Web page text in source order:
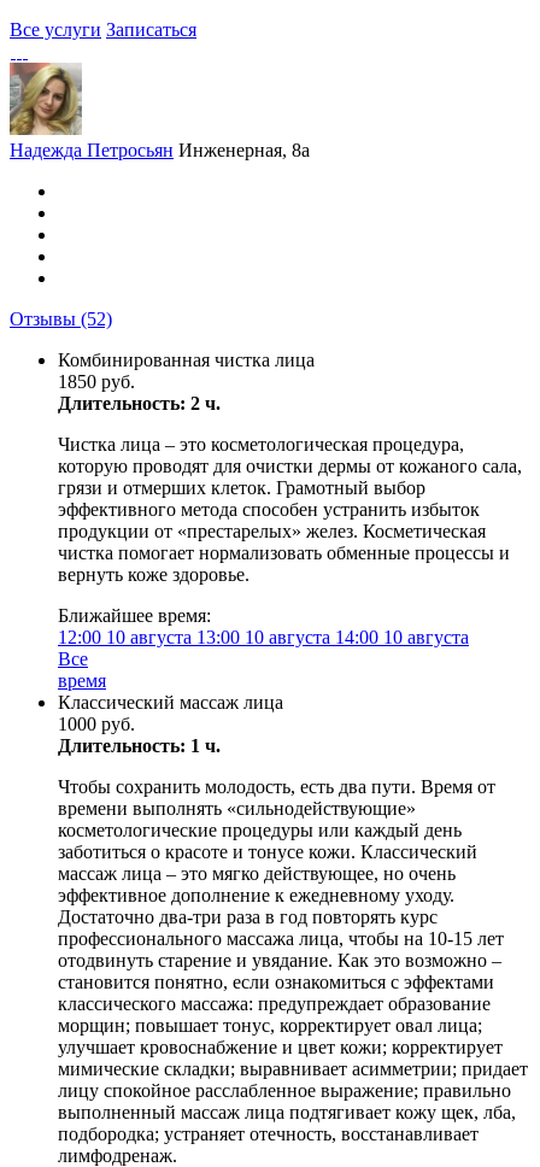
Все услуги Записаться
Надежда Петросьян Инженерная, 8а
Отзывы (52)
Комбинированная чистка лица
1850 руб.
Длительность: 2 ч.
Чистка лица – это косметологическая процедура,
которую проводят для очистки дермы от кожаного сала,
грязи и отмерших клеток. Грамотный выбор
эффективного метода способен устранить избыток
продукции от «престарелых» желез. Косметическая
чистка помогает нормализовать обменные процессы и
вернуть коже здоровье.
Ближайшее время:
12:00 10 августа 13:00 10 августа 14:00 10 августа
Все
время
Классический массаж лица
1000 руб.
Длительность: 1 ч.
Чтобы сохранить молодость, есть два пути. Время от
времени выполнять «сильнодействующие»
косметологические процедуры или каждый день
заботиться о красоте и тонусе кожи. Классический
массаж лица – это мягко действующее, но очень
эффективное дополнение к ежедневному уходу.
Достаточно два-три раза в год повторять курс
профессионального массажа лица, чтобы на 10-15 лет
отодвинуть старение и увядание. Как это возможно –
становится понятно, если ознакомиться с эффектами
классического массажа: предупреждает образование
морщин; повышает тонус, корректирует овал лица;
улучшает кровоснабжение и цвет кожи; корректирует
мимические складки; выравнивает асимметрии; придает
лицу спокойное расслабленное выражение; правильно
выполненный массаж лица подтягивает кожу щек, лба,
подбородка; устраняет отечность, восстанавливает
лимфодренаж.